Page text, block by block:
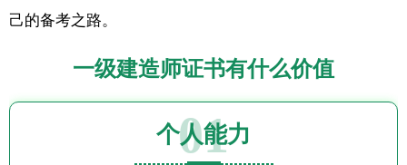
己的备考之路。
一级建造师证书有什么价值
个人能力
01